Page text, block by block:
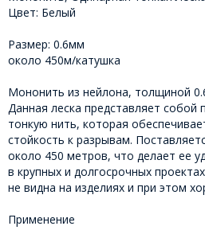
Цвет: Белый
Размер: 0.6мм
около 450м/катушка
Мононить из нейлона, толщиной
Данная леска представляет собой
тонкую нить, которая
стойкость к разрывам.
около 450 метров, что делает ее
в крупных и долгосрочных
не видна на изделиях и при этом
Применение